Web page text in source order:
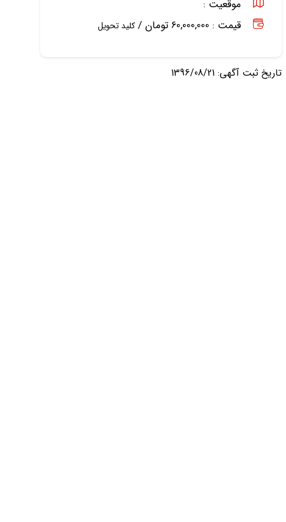
موقعیت :
قیمت : 60,000,000 تومان /
کلید تحویل
تاریخ ثبت آگهی: 1396/08/21